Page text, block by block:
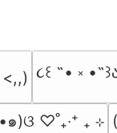
૮꒰ ˶• ༝
๑)ଓ ♡˚₊‧⁺ ₊ ⊹